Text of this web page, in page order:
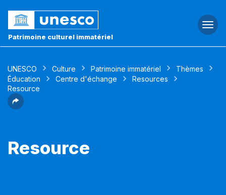
Patrimoine culturel immatériel
UNESCO Culture Patrimoine immatériel
Thèmes
Éducation
Centre d'échange
Resources
Resource
Resource